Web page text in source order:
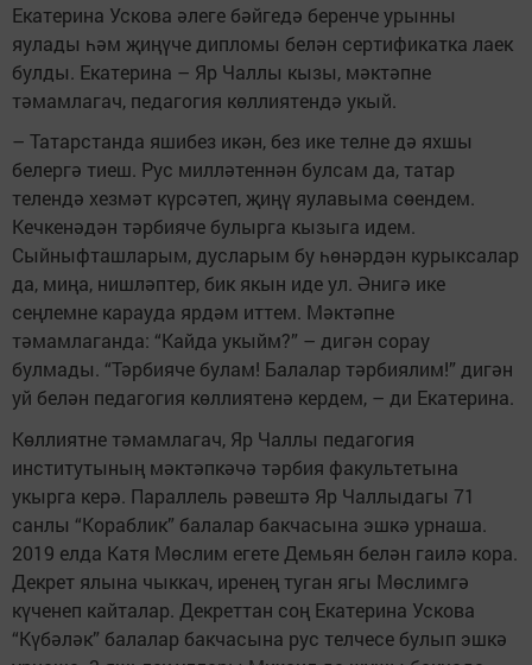
Екатерина Ускова әлеге бәйгедә беренче урынны
яулады һәм җиңүче дипломы белән сертификатка лаек
булды. Екатерина – Яр Чаллы кызы, мәктәпне
тәмамлагач, педагогия көллиятендә укый.
– Татарстанда яшибез икән, без ике телне дә яхшы
белергә тиеш. Рус милләтеннән булсам да, татар
телендә хезмәт күрсәтеп, җиңү яулавыма сөендем.
Кечкенәдән тәрбияче булырга кызыга идем.
Сыйныфташларым, дусларым бу һөнәрдән курыксалар
да, миңа, нишләптер, бик якын иде ул. Әнигә ике
сеңлемне карауда ярдәм иттем. Мәктәпне
тәмамлаганда: “Кайда укыйм?” – дигән сорау
булмады. “Тәрбияче булам! Балалар тәрбиялим!” дигән
уй белән педагогия көллиятенә кердем, – ди Екатерина.
Көллиятне тәмамлагач, Яр Чаллы педагогия
институтының мәктәпкәчә тәрбия факультетына
укырга керә. Параллель рәвештә Яр Чаллыдагы 71
санлы “Кораблик” балалар бакчасына эшкә урнаша.
2019 елда Катя Мөслим егете Демьян белән гаилә кора.
Декрет ялына чыккач, иренең туган ягы Мөслимгә
күченеп кайталар. Декреттан соң Екатерина Ускова
“Күбәләк” балалар бакчасына рус телчесе булып эшкә